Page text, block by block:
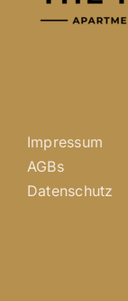
Impressum
AGBs
Datenschutz